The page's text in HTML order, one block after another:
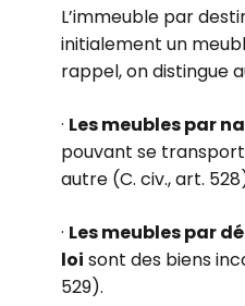
L’immeuble par
initialement un
rappel, on distingue
· Les meubles par
pouvant se
autre (C. civ., art.
· Les meubles par
loi sont des biens
529).